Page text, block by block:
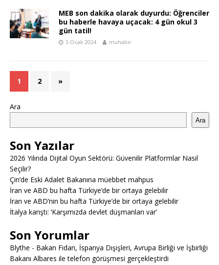
MEB son dakika olarak duyurdu: Öğrenciler
bu haberle havaya uçacak: 4 gün okul 3
gün tatil!
5 Ocak 2024 muhabir
1 2 »
Ara
Ara
Son Yazılar
2026 Yılında Dijital Oyun Sektörü: Güvenilir Platformlar Nasıl
Seçilir?
Çin’de Eski Adalet Bakanına müebbet mahpus
İran ve ABD bu hafta Türkiye’de bir ortaya gelebilir
İran ve ABD’nin bu hafta Türkiye’de bir ortaya gelebilir
İtalya karıştı: ‘Karşımızda devlet düşmanları var’
Son Yorumlar
Blythe - Bakan Fidan, İspanya Dışişleri, Avrupa Birliği ve İşbirliği
Bakanı Albares ile telefon görüşmesi gerçekleştirdi